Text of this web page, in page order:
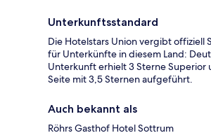
Unterkunftsstandard
Die Hotelstars Union vergibt offiziell
für Unterkünfte in diesem Land:
Unterkunft erhielt 3 Sterne Superior
Seite mit 3,5 Sternen aufgeführt.
Auch bekannt als
Röhrs Gasthof Hotel Sottrum